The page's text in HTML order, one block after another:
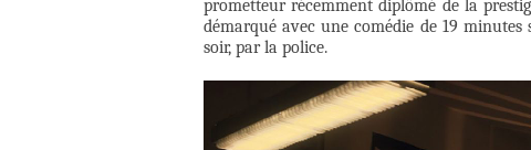
prometteur récemment diplômé de la
démarqué avec une comédie de 19
soir, par la police.